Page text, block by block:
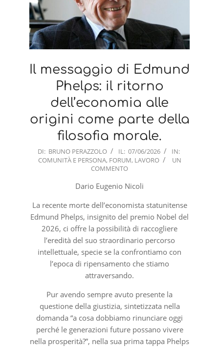
Il messaggio di Edmund
Phelps: il ritorno
dell’economia alle
origini come parte della
filosofia morale.
2026-
06-
DI: BRUNO PERAZZOLO IL: 07/06/2026
IN:
COMUNITÀ E PERSONA, FORUM, LAVORO
UN
COMMENTO
Dario Eugenio Nicoli
La recente morte dell’economista statunitense
Edmund Phelps, insignito del premio Nobel del
2026, ci offre la possibilità di raccogliere
l’eredità del suo straordinario percorso
intellettuale, specie se la confrontiamo con
l’epoca di ripensamento che stiamo
attraversando.
Pur avendo sempre avuto presente la
questione della giustizia, sintetizzata nella
domanda “a cosa dobbiamo rinunciare oggi
perché le generazioni future possano vivere
nella prosperità?”, nella sua prima tappa Phelps